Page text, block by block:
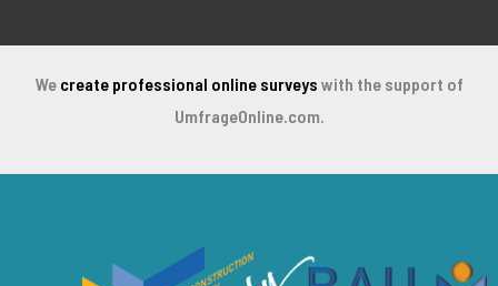
We create professional online surveys with the support of
UmfrageOnline.com.